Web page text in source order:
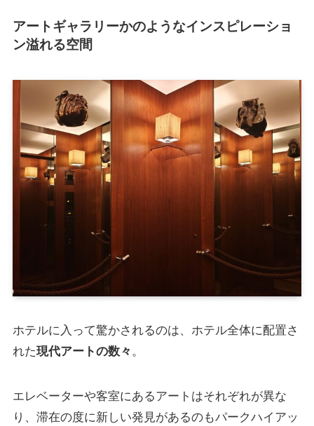
アートギャラリーかのようなインスピレーショ
ン溢れる空間
ホテルに入って驚かされるのは、ホテル全体に配置さ
れた現代アートの数々 。
エレベーターや客室にあるアートはそれぞれが異な
り、滞在の度に新しい発見があるのもパークハイアッ